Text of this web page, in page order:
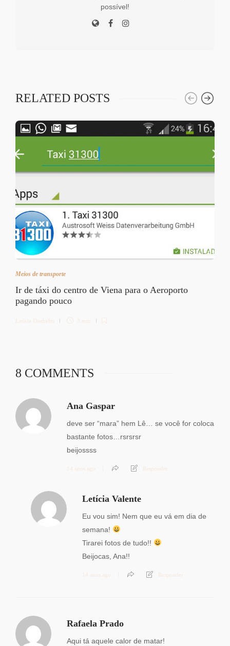
possível!
RELATED POSTS
Meios de transporte
Ir de táxi do centro de Viena para o Aeroporto
pagando pouco
Letícia Diethelm 3 min
8 COMMENTS
Ana Gaspar
deve ser “mara” hem Lê… se você for coloca
bastante fotos…rsrsrsr
beijossss
14 anos ago Responder
Letícia Valente
Eu vou sim! Nem que eu vá em dia de
semana!
Tirarei fotos de tudo!!
Beijocas, Ana!!
14 anos ago Responder
Rafaela Prado
Aqui tá aquele calor de matar!